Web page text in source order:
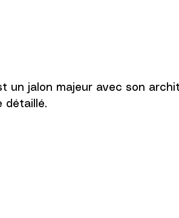
un jalon majeur avec son
détaillé.